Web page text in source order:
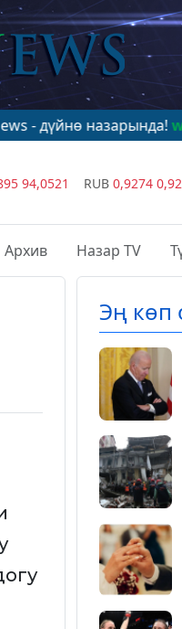
назарында!
94,0521 RUB 0,9274
Архив Назар TV
Эң көп